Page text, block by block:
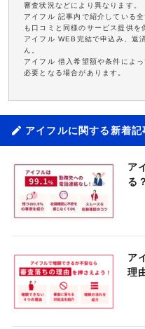
審査状況などにより異なります。
アイフル 記事内で紹介している
も口コミと同様のサービス提供を
アイフル WEB完結で申込み、返
ん。
アイフル 借入希望額や条件によ
必要となる場合があります。
アイフルに関する新着記
ア
る
ア
理